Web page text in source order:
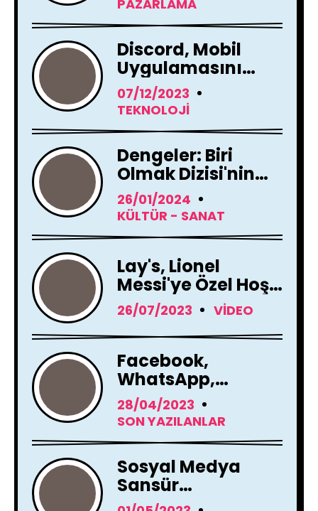
PAZARLAMA
Discord, Mobil
Uygulamasını
Tamamen
Yenileme Kararı
07/12/2023
TEKNOLOJI
Dengeler: Biri
Olmak Dizisi'nin
Çekimleri Başladı !
26/01/2024
KÜLTÜR - SANAT
Lay's, Lionel
Messi'ye Özel Hoş
Geldin Mesajı!
26/07/2023 VIDEO
Facebook,
WhatsApp,
Instagram Yapay
Zeka Araçları
Kullanacak
28/04/2023
SON YAZILANLAR
Sosyal Medya
Sansür
Tartışmaları